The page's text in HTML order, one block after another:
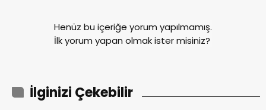
Henüz bu içeriğe yorum yapılmamış.
İlk yorum yapan olmak ister misiniz?
İlginizi Çekebilir